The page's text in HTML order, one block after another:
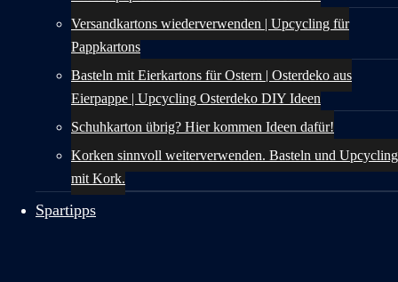
Versandkartons wiederverwenden | Upcycling für
Pappkartons
Basteln mit Eierkartons für Ostern | Osterdeko aus
Eierpappe | Upcycling Osterdeko DIY Ideen
Schuhkarton übrig? Hier kommen Ideen dafür!
Korken sinnvoll weiterverwenden. Basteln und Upcycling
mit Kork.
Spartipps